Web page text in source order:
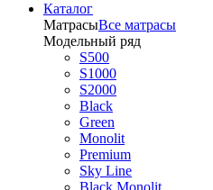
Каталог
МатрасыВсе матрасы
Модельный ряд
S500
S1000
S2000
Black
Green
Monolit
Premium
Sky Line
Black Monolit